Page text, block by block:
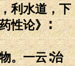
利水道，下
性论》∶
。一云∶治